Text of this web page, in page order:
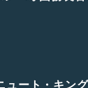
ート・キング